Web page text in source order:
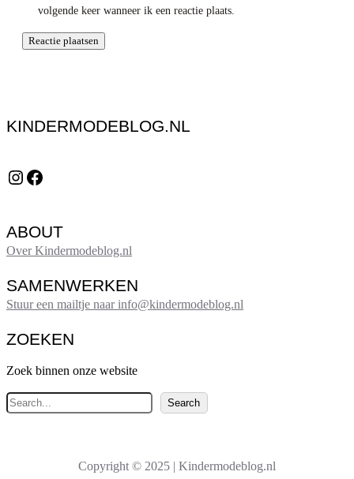
volgende keer wanneer ik een reactie plaats.
KINDERMODEBLOG.NL
Instagram Facebook
ABOUT
Over Kindermodeblog.nl
SAMENWERKEN
Stuur een mailtje naar info@kindermodeblog.nl
ZOEKEN
Zoek binnen onze website
Z
o
e
Search
Copyright © 2025 | Kindermodeblog.nl